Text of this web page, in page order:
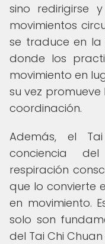
sino redirigirse
movimientos
se traduce en la
donde los
movimiento en
su vez promueve
coordinación.
Además, el
conciencia
respiración
que lo convierte
en movimiento.
solo son
del Tai Chi